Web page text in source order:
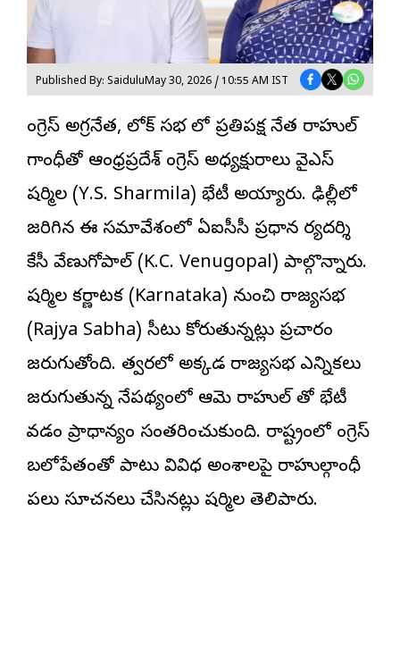
Published By: SaiduluMay 30, 2026 / 10:55 AM IST
కాంగ్రెస్ అగ్రనేత, లోక్ సభ లో ప్రతిపక్ష నేత రాహుల్
గాంధీతో ఆంధ్రప్రదేశ్ కాంగ్రెస్ అధ్యక్షురాలు వైఎస్
షర్మిల (Y.S. Sharmila) భేటీ అయ్యారు. ఢిల్లీలో
జరిగిన ఈ సమావేశంలో ఏఐసీసీ ప్రధాన కార్యదర్శి
కేసీ వేణుగోపాల్ (K.C. Venugopal) పాల్గొన్నారు.
షర్మిల కర్ణాటక (Karnataka) నుంచి రాజ్యసభ
(Rajya Sabha) సీటు కోరుతున్నట్లు ప్రచారం
జరుగుతోంది. త్వరలో అక్కడ రాజ్యసభ ఎన్నికలు
జరుగుతున్న నేపథ్యంలో ఆమె రాహుల్ తో భేటీ
కావడం ప్రాధాన్యం సంతరించుకుంది. రాష్ట్రంలో కాంగ్రెస్
బలోపేతంతో పాటు వివిధ అంశాలపై రాహుల్గాంధీ
పలు సూచనలు చేసినట్లు షర్మిల తెలిపారు.